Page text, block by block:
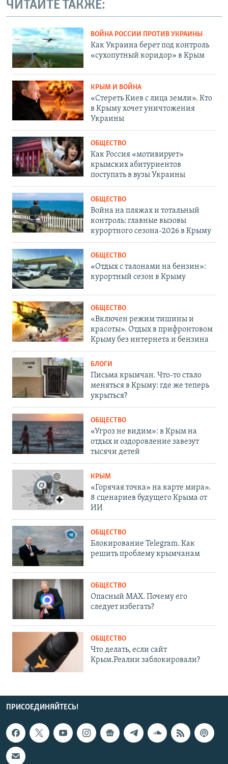
ЧИТАЙТЕ ТАКЖЕ:
ВОЙНА РОССИИ ПРОТИВ УКРАИНЫ
Как Украина берет под контроль
«сухопутный коридор» в Крым
КРЫМ И ВОЙНА
«Стереть Киев с лица земли». Кто
в Крыму хочет уничтожения
Украины
ОБЩЕСТВО
Как Россия «мотивирует»
крымских абитуриентов
поступать в вузы Украины
ОБЩЕСТВО
Война на пляжах и тотальный
контроль: главные вызовы
курортного сезона-2026 в Крыму
ОБЩЕСТВО
«Отдых с талонами на бензин»:
курортный сезон в Крыму
ОБЩЕСТВО
«Включен режим тишины и
красоты». Отдых в прифронтовом
Крыму без интернета и бензина
БЛОГИ
Письма крымчан. Что-то стало
меняться в Крыму: где же теперь
укрыться?
ОБЩЕСТВО
«Угроз не видим»: в Крым на
отдых и оздоровление завезут
тысячи детей
КРЫМ
«Горячая точка» на карте мира».
8 сценариев будущего Крыма от
ИИ
ОБЩЕСТВО
Блокирование Telegram. Как
решить проблему крымчанам
ОБЩЕСТВО
Опасный MAX. Почему его
следует избегать?
ОБЩЕСТВО
Что делать, если сайт
Крым.Реалии заблокировали?
ПРИСОЕДИНЯЙТЕСЬ!